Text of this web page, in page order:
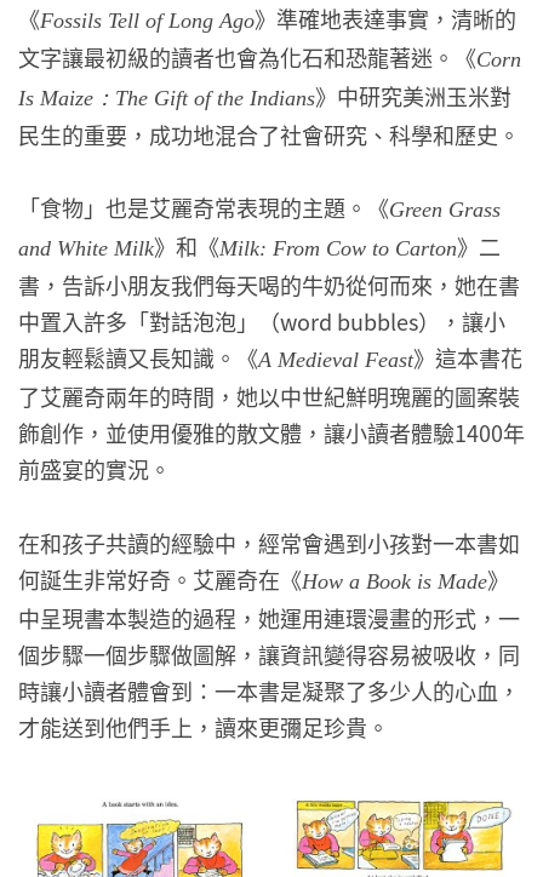
《Fossils Tell of Long Ago》準確地表達事實，清晰的
文字讓最初級的讀者也會為化石和恐龍著迷。《Corn
Is Maize：The Gift of the Indians》中研究美洲玉米對
民生的重要，成功地混合了社會研究、科學和歷史。
「食物」也是艾麗奇常表現的主題。《Green Grass
and White Milk》和《Milk: From Cow to Carton》二
書，告訴小朋友我們每天喝的牛奶從何而來，她在書
中置入許多「對話泡泡」（word bubbles），讓小
朋友輕鬆讀又長知識。《A Medieval Feast》這本書花
了艾麗奇兩年的時間，她以中世紀鮮明瑰麗的圖案裝
飾創作，並使用優雅的散文體，讓小讀者體驗1400年
前盛宴的實況。
在和孩子共讀的經驗中，經常會遇到小孩對一本書如
何誕生非常好奇。艾麗奇在《How a Book is Made》
中呈現書本製造的過程，她運用連環漫畫的形式，一
個步驟一個步驟做圖解，讓資訊變得容易被吸收，同
時讓小讀者體會到：一本書是凝聚了多少人的心血，
才能送到他們手上，讀來更彌足珍貴。